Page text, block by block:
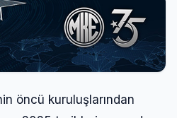
öncü kuruluşlarından